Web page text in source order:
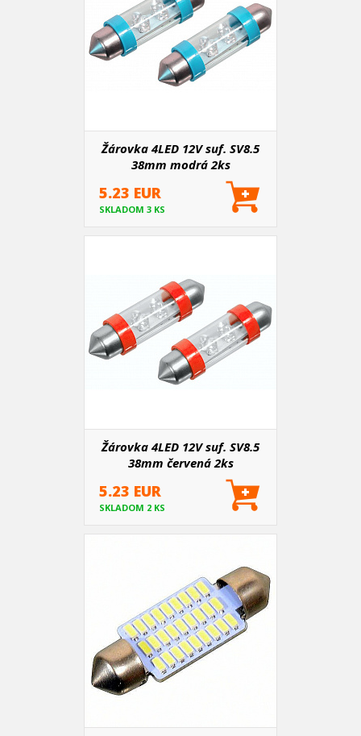
Žárovka 4LED 12V suf. SV8.5
38mm modrá 2ks
5.23 EUR
SKLADOM 3 KS
Žárovka 4LED 12V suf. SV8.5
38mm červená 2ks
5.23 EUR
SKLADOM 2 KS